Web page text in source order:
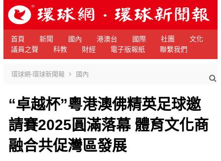
首頁 新聞 國內 港澳台 國際 社團
文化
議員之聲
科教 財經 電子版報紙 聯繫我們
環球網-環球新聞報 國內
“卓越杯”粵港澳佛精英足球邀
請賽2025圓滿落幕 體育文化商
融合共促灣區發展